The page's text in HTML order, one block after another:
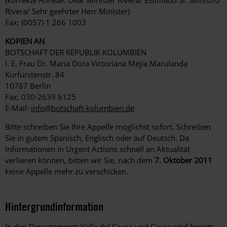
Rivera/ Sehr geehrter Herr Minister)
Fax: (0057) 1 266 1003
KOPIEN AN
BOTSCHAFT DER REPUBLIK KOLUMBIEN
I. E. Frau Dr. Maria Dora Victoriana Mejía Marulanda
Kurfürstenstr. 84
10787 Berlin
Fax: 030-2639 6125
E-Mail: info@botschaft-kolumbien.de
Bitte schreiben Sie Ihre Appelle möglichst sofort. Schreiben
Sie in gutem Spanisch, Englisch oder auf Deutsch. Da
Informationen in Urgent Actions schnell an Aktualität
verlieren können, bitten wir Sie, nach dem 7. Oktober 2011
keine Appelle mehr zu verschicken.
Hintergrundinformation